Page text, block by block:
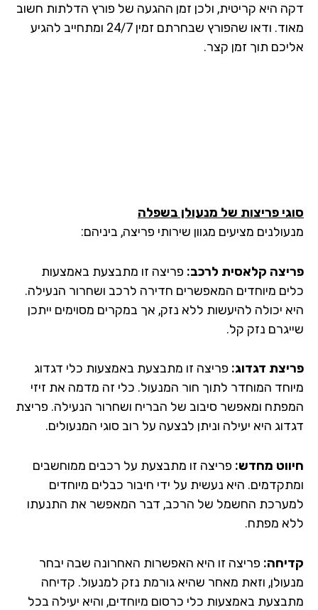
היא קריטית, ולכן זמן ההגעה של פורץ הדלתות חשוב
מאוד. ודאו שהפורץ שבחרתם זמין 24/7 ומתחייב להגיע
תוך זמן קצר.
פריצות של מנעולןבשפלה
מציעים מגוון שירותי פריצה, ביניהם:
קלאסית לרכב:פריצה זו מתבצעת באמצעות
מיוחדים המאפשרים חדירה לרכב ושחרור הנעילה.
יכולה להיעשות ללא נזק, אך במקרים מסוימים ייתכן
נזק קל.
דגדוג:פריצה זו מתבצעת באמצעות כלי דגדוג
המוחדר לתוך חור המנעול. כלי זה מדמה את זיזי
ומאפשר סיבוב של הבריח ושחרור הנעילה. פריצת
היא יעילה וניתן לבצעה על רוב סוגי המנעולים.
מחדש:פריצה זו מתבצעת על רכבים ממוחשבים
היא נעשית על ידי חיבור כבלים מיוחדים
החשמל של הרכב, דבר המאפשר את התנעתו
מפתח.
פריצה זו היא האפשרות האחרונה שבה יבחר
וזאת מאחר שהיא גורמת נזק למנעול. קדיחה
באמצעות כלי כרסום מיוחדים, והיא יעילה בכל